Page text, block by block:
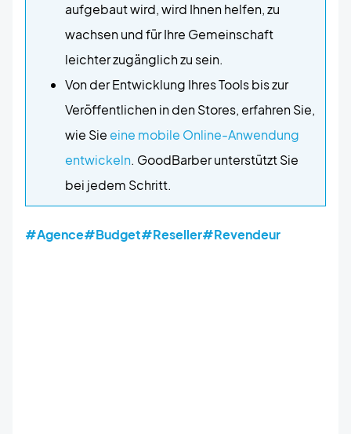
aufgebaut wird, wird Ihnen helfen, zu
wachsen und für Ihre Gemeinschaft
leichter zugänglich zu sein.
Von der Entwicklung Ihres Tools bis zur
Veröffentlichen in den Stores, erfahren Sie,
wie Sie eine mobile Online-Anwendung
entwickeln. GoodBarber unterstützt Sie
bei jedem Schritt.
#Agence#Budget#Reseller#Revendeur